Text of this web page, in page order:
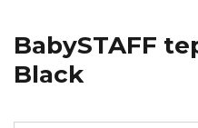
BabySTAFF
Black